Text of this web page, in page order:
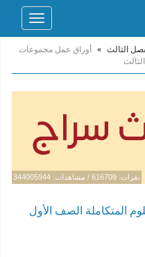
Toggle
الثالث »
أوراق عمل مجموعات
نقرات: 616709 / مشاهدات: 344005944
المتكاملة الصف الأول